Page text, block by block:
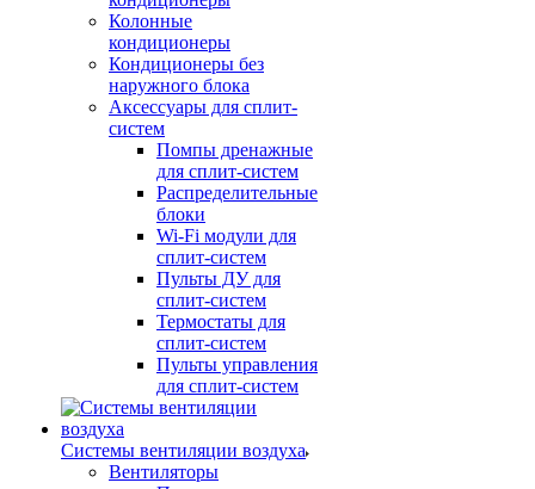
Колонные
кондиционеры
Кондиционеры без
наружного блока
Аксессуары для сплит-
систем
Помпы дренажные
для сплит-систем
Распределительные
блоки
Wi-Fi модули для
сплит-систем
Пульты ДУ для
сплит-систем
Термостаты для
сплит-систем
Пульты управления
для сплит-систем
Системы вентиляции воздуха
Вентиляторы